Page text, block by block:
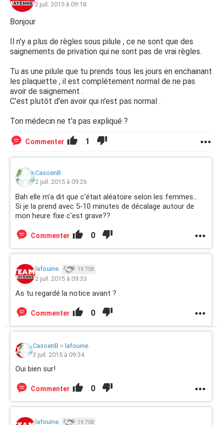
2 juil. 2015 à 09:18
Bonjour
Il n'y a plus de règles sous pilule , ce ne sont que des
saignements de privation qui ne sont pas de vrai règles.
Tu as une pilule que tu prends tous les jours en enchainant
les plaquette , il est complétement normal de ne pas
avoir de saignement .
C'est plutôt d'en avoir qui n'est pas normal .
Ton médecin ne t'a pas expliqué ?
Commenter 1
CasoenB
2 juil. 2015 à 09:26
Bah elle m'a dit que c'était aléatoire selon les femmes...
Si je la prend avec 5-10 minutes de décalage autour de
mon heure fixe c'est grave??
Commenter 0
lafouine. 19 758
2 juil. 2015 à 09:33
As tu regardé la notice avant ?
Commenter 0
CasoenB > lafouine.
2 juil. 2015 à 09:34
Oui bien sur!
Commenter 0
lafouine. 19 758